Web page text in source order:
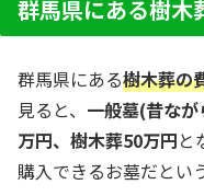
群馬県にある樹木
群馬県にある樹木葬の
見ると、 一般墓(昔な
万円、樹木葬50万円と
購入できるお墓だとい